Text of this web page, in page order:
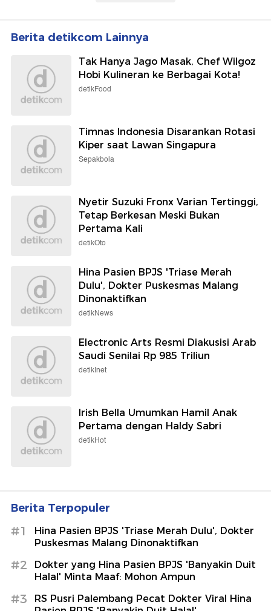
Berita detikcom Lainnya
Tak Hanya Jago Masak, Chef Wilgoz
Hobi Kulineran ke Berbagai Kota!
detikFood
Timnas Indonesia Disarankan Rotasi
Kiper saat Lawan Singapura
Sepakbola
Nyetir Suzuki Fronx Varian Tertinggi,
Tetap Berkesan Meski Bukan
Pertama Kali
detikOto
Hina Pasien BPJS 'Triase Merah
Dulu', Dokter Puskesmas Malang
Dinonaktifkan
detikNews
Electronic Arts Resmi Diakusisi Arab
Saudi Senilai Rp 985 Triliun
detikInet
Irish Bella Umumkan Hamil Anak
Pertama dengan Haldy Sabri
detikHot
Berita Terpopuler
#1
Hina Pasien BPJS 'Triase Merah Dulu', Dokter
Puskesmas Malang Dinonaktifkan
#2
Dokter yang Hina Pasien BPJS 'Banyakin Duit
Halal' Minta Maaf: Mohon Ampun
#3
RS Pusri Palembang Pecat Dokter Viral Hina